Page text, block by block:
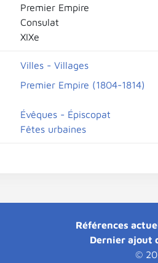
Premier Empire
Consulat
XIXe
Villes - Villages
Premier Empire (1804-1814)
Évêques - Épiscopat
Fêtes urbaines
Références
Dernier ajout
©